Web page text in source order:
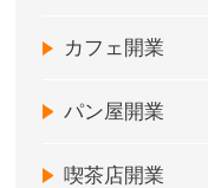
カフェ開業
パン屋開業
喫茶店開業